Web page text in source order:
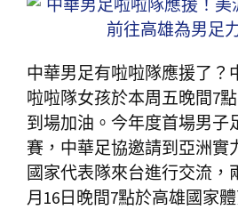
中華男足有啦啦隊應援了？
啦啦隊女孩於本周五晚間7
到場加油。今年度首場男子
賽，中華足協邀請到亞洲實
國家代表隊來台進行交流，
月16日晚間7點於高雄國家